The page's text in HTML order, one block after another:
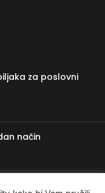
za poslovni
način